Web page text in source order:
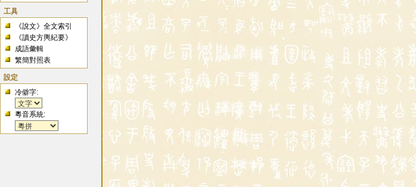
工具
《說文》全文索引
《讀史方輿紀要》
成語彙輯
繁簡對照表
設定
冷僻字:
粵音系統: